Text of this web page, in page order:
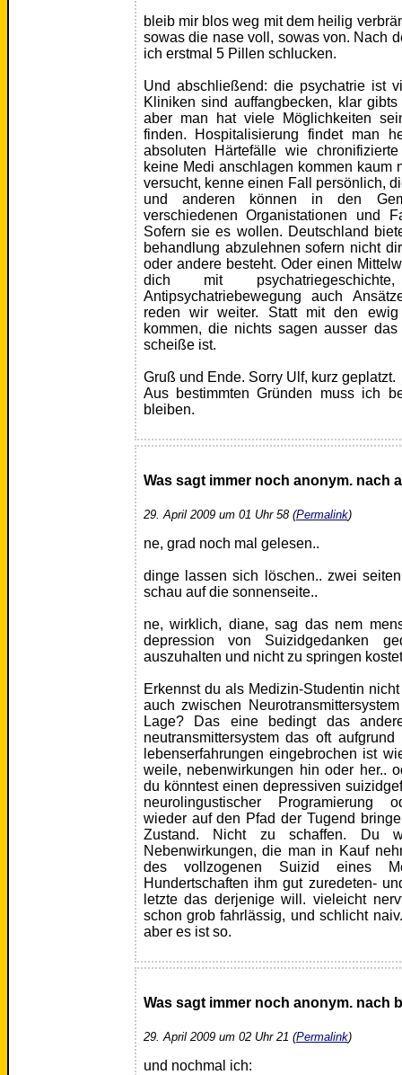
bleib mir blos weg mit dem heilig
sowas die nase voll, sowas von. Nach
ich erstmal 5 Pillen schlucken.
Und abschließend: die psychatrie ist
Kliniken sind auffangbecken, klar
aber man hat viele Möglichkeiten
finden. Hospitalisierung findet man
absoluten Härtefälle wie
keine Medi anschlagen kommen kaum
versucht, kenne einen Fall persönlich,
und anderen können in den
verschiedenen Organistationen und
Sofern sie es wollen. Deutschland
behandlung abzulehnen sofern nicht
oder andere besteht. Oder einen
dich mit
Antipsychatriebewegung auch
reden wir weiter. Statt mit den ewig
kommen, die nichts sagen ausser
scheiße ist.
Gruß und Ende. Sorry Ulf, kurz geplatzt.
Aus bestimmten Gründen muss ich
bleiben.
Was sagt immer noch anonym. nach
29. April 2009 um 01 Uhr 58 (Permalink)
ne, grad noch mal gelesen..
dinge lassen sich löschen.. zwei
schau auf die sonnenseite..
ne, wirklich, diane, sag das nem
depression von Suizidgedanken
auszuhalten und nicht zu springen
Erkennst du als Medizin-Studentin
auch zwischen
Lage? Das eine bedingt das
neutransmittersystem das oft
lebenserfahrungen eingebrochen ist
weile, nebenwirkungen hin oder her..
du könntest einen depressiven
neurolingustischer Programierung
wieder auf den Pfad der Tugend
Zustand. Nicht zu schaffen. Du
Nebenwirkungen, die man in Kauf
des vollzogenen Suizid eines
Hundertschaften ihm gut zuredeten-
letzte das derjenige will. vieleicht
schon grob fahrlässig, und schlicht
aber es ist so.
Was sagt immer noch anonym. nach
29. April 2009 um 02 Uhr 21 (Permalink)
und nochmal ich: